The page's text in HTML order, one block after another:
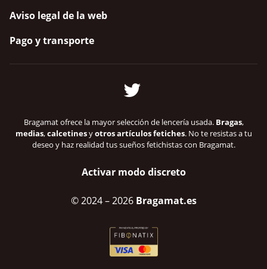
Aviso legal de la web
Pago y transporte
Bragamat ofrece la mayor selección de lencería usada. Bragas,
medias,calcetinesyotros artículos fetiches. No te resistas a tu
deseo y haz realidad tus sueños fetichistas con Bragamat.
Activar modo discreto
© 2024– 2026 Bragamat.es